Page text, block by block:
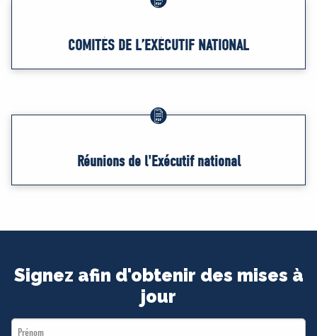
COMITÉS DE L’EXÉCUTIF NATIONAL
Réunions de l'Exécutif national
Signez afin d'obtenir des mises à
jour
First